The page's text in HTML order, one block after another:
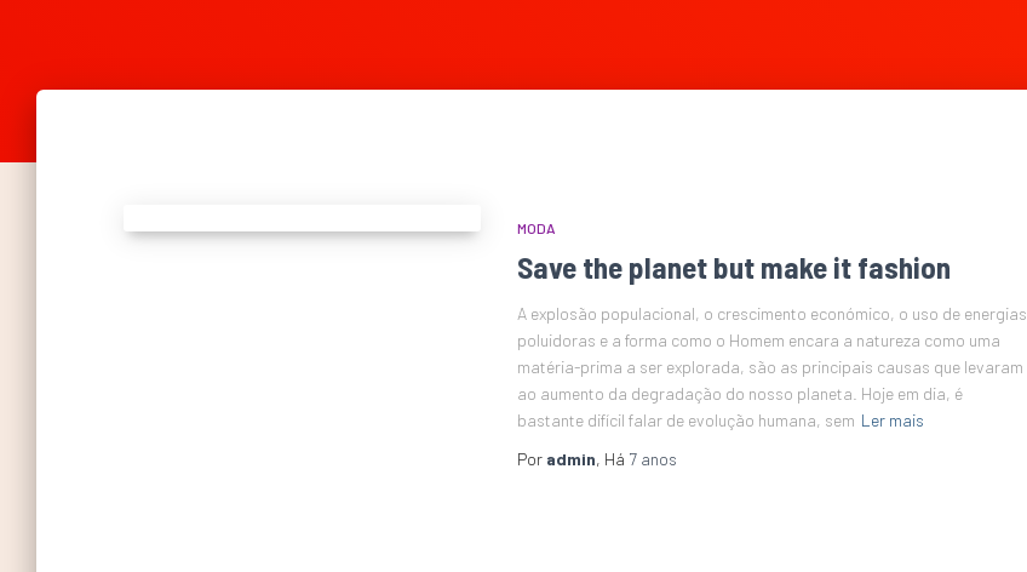
MODA
Save the planet but make it fashion
A explosão populacional, o crescimento económico, o uso de energias
poluidoras e a forma como o Homem encara a natureza como uma
matéria-prima a ser explorada, são as principais causas que levaram
ao aumento da degradação do nosso planeta. Hoje em dia, é
bastante difícil falar de evolução humana, sem Ler mais
Por admin, Há 7 anos